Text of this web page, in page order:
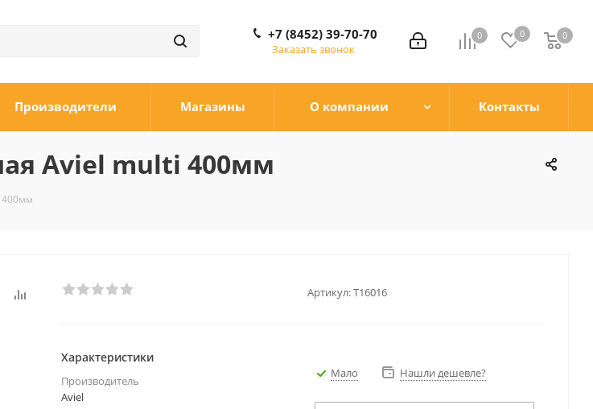
0 0 0
0
+7 (8452) 39-70-70
Заказать звонок
Производители Магазины О компании Контакты
Aviel multi 400мм
400мм
Артикул:T16016
Характеристики
Производитель
Aviel
Мало Нашли дешевле?